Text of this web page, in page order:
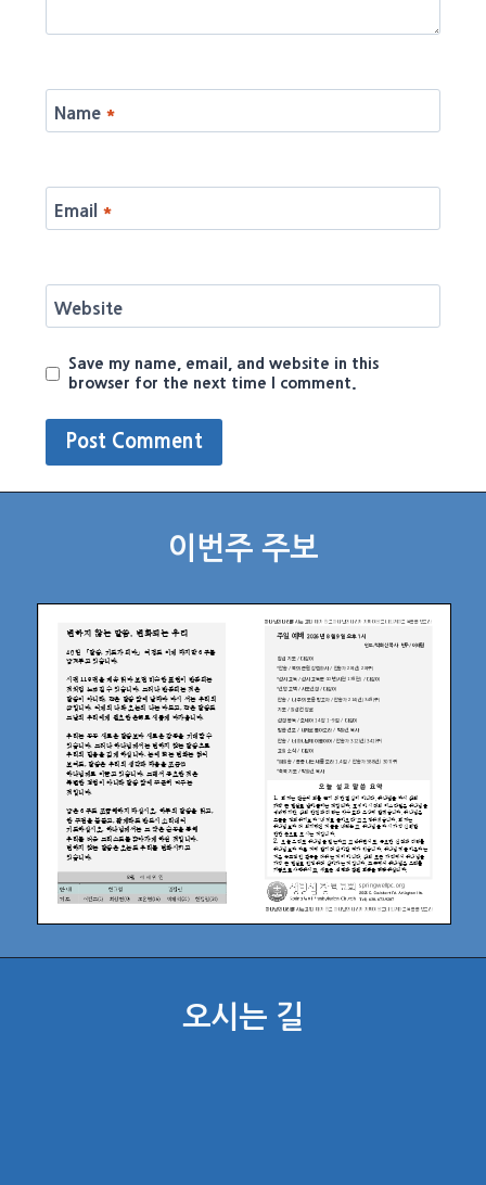
Name *
Email *
Website
Save my name, email, and website in this
browser for the next time I comment.
이번주 주보
오시는 길